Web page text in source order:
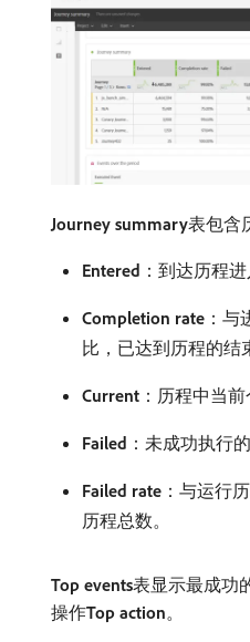
Journey summary表包含
Entered ：到达历程
Completion rate ：
比，已达到历程的结
Current ：历程中当前
Failed ：未成功执行
Failed rate ：与运行
历程总数。
Top events表显示最成功
操作​Top action。